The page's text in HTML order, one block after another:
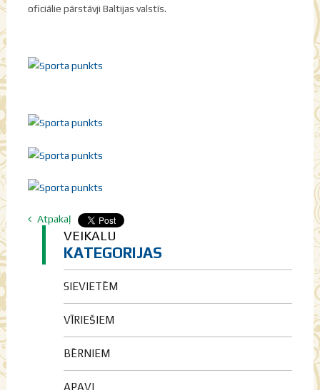
oficiālie pārstāvji Baltijas valstīs.
Atpakaļ
VEIKALU
KATEGORIJAS
SIEVIETĒM
VĪRIEŠIEM
BĒRNIEM
APAVI